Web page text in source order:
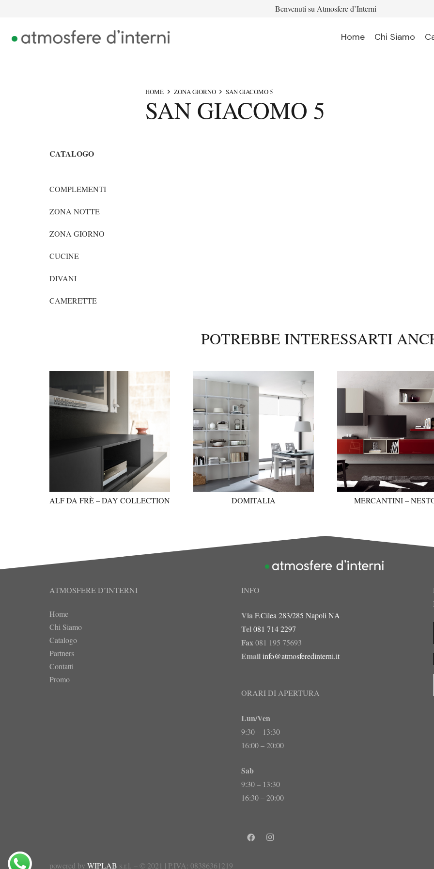
Benvenuti su Atmosfere d’Interni
Home Chi Siamo
HOME ZONA GIORNO SAN GIACOMO 5
SAN GIACOMO 5
CATALOGO
COMPLEMENTI
ZONA NOTTE
ZONA GIORNO
CUCINE
DIVANI
CAMERETTE
POTREBBE INTERESSARTI
ALF DA FRÈ – DAY COLLECTION DOMITALIA MERCANTINI –
ATMOSFERE D’INTERNI
Home
Chi Siamo
Catalogo
Partners
Contatti
Promo
INFO
ViaF.Cilea 283/285 Napoli NA
Tel081 714 2297
Fax081 195 75693
Emailinfo@atmosferedinterni.it
ORARI DI APERTURA
Lun/Ven
9:30 – 13:30
16:00 – 20:00
Sab
9:30 – 13:30
16:30 – 20:00
powered by WIPLAB s.r.l. – © 2021 | P.IVA: 08386361219